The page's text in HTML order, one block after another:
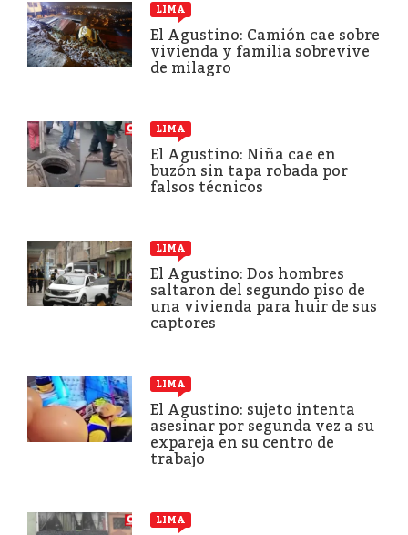
LIMA
El Agustino: Camión cae sobre
vivienda y familia sobrevive
de milagro
LIMA
El Agustino: Niña cae en
buzón sin tapa robada por
falsos técnicos
LIMA
El Agustino: Dos hombres
saltaron del segundo piso de
una vivienda para huir de sus
captores
LIMA
El Agustino: sujeto intenta
asesinar por segunda vez a su
expareja en su centro de
trabajo
LIMA